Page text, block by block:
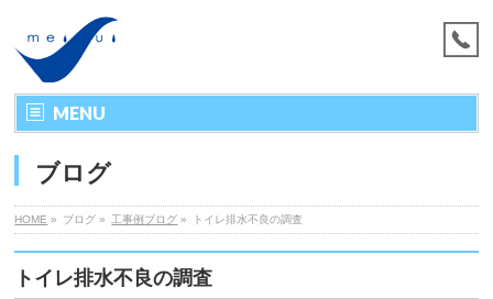
MENU
ブログ
HOME » ブログ » 工事例ブログ » トイレ排水不良の調査
トイレ排水不良の調査